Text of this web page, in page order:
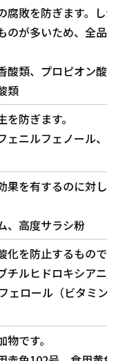
腐敗を防ぎます。し
のが多いため、全品
酸類、プロピオン
類
防ぎます。
ェニルフェノール
果を有するのに対し
、高度サラシ粉
化を防止するもので
チルヒドロキシア
ェロール（ビタミン
です。